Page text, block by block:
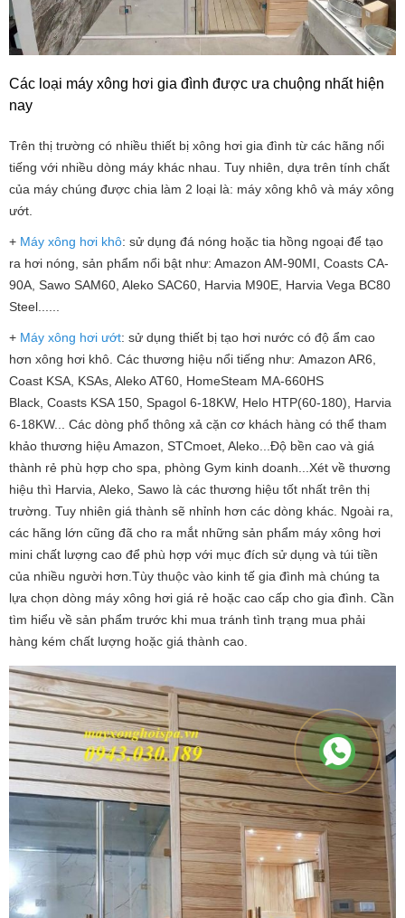
Các loại máy xông hơi gia đình được ưa chuộng nhất hiện
nay
Trên thị trường có nhiều thiết bị xông hơi gia đình từ các hãng nổi
tiếng với nhiều dòng máy khác nhau. Tuy nhiên, dựa trên tính chất
của máy chúng được chia làm 2 loại là: máy xông khô và máy xông
ướt.
+ Máy xông hơi khô: sử dụng đá nóng hoặc tia hồng ngoại để tạo
ra hơi nóng, sản phẩm nổi bật như: Amazon AM-90MI, Coasts CA-
90A, Sawo SAM60, Aleko SAC60, Harvia M90E, Harvia Vega BC80
Steel......
+ Máy xông hơi ướt: sử dụng thiết bị tạo hơi nước có độ ẩm cao
hơn xông hơi khô. Các thương hiệu nổi tiếng như: Amazon AR6,
Coast KSA, KSAs, Aleko AT60, HomeSteam MA-660HS
Black, Coasts KSA 150, Spagol 6-18KW, Helo HTP(60-180), Harvia
6-18KW... Các dòng phổ thông xả cặn cơ khách hàng có thể tham
khảo thương hiệu Amazon, STCmoet, Aleko...Độ bền cao và giá
thành rẻ phù hợp cho spa, phòng Gym kinh doanh...Xét về thương
hiệu thì Harvia, Aleko, Sawo là các thương hiệu tốt nhất trên thị
trường. Tuy nhiên giá thành sẽ nhỉnh hơn các dòng khác. Ngoài ra,
các hãng lớn cũng đã cho ra mắt những sản phẩm máy xông hơi
mini chất lượng cao để phù hợp với mục đích sử dụng và túi tiền
của nhiều người hơn.Tùy thuộc vào kinh tế gia đình mà chúng ta
lựa chọn dòng máy xông hơi giá rẻ hoặc cao cấp cho gia đình. Cần
tìm hiểu về sản phẩm trước khi mua tránh tình trạng mua phải
hàng kém chất lượng hoặc giá thành cao.